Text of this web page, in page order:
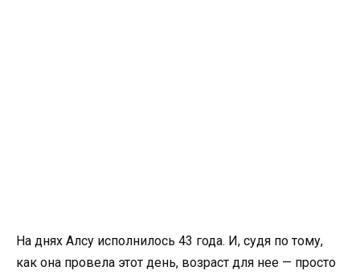
На днях Алсу исполнилось 43 года. И, судя по тому,
как она провела этот день, возраст для нее — просто